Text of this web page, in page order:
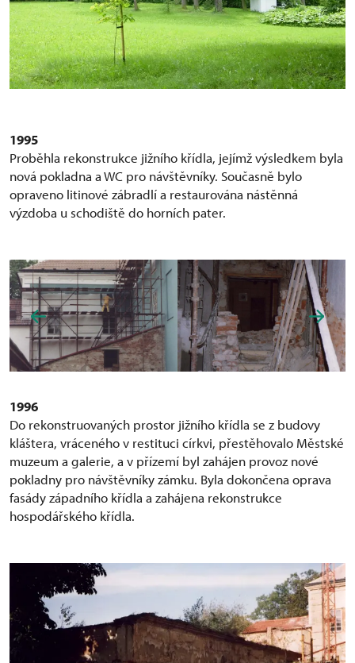
1995
Proběhla rekonstrukce jižního křídla, jejímž výsledkem byla
nová pokladna a WC pro návštěvníky. Současně bylo
opraveno litinové zábradlí a restaurována nástěnná
výzdoba u schodiště do horních pater.
1996
Do rekonstruovaných prostor jižního křídla se z budovy
kláštera, vráceného v restituci církvi, přestěhovalo Městské
muzeum a galerie, a v přízemí byl zahájen provoz nové
pokladny pro návštěvníky zámku. Byla dokončena oprava
fasády západního křídla a zahájena rekonstrukce
hospodářského křídla.